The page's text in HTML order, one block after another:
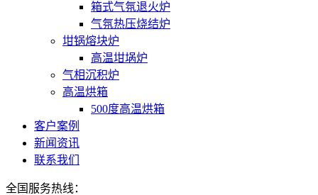
箱式气氛退火炉
气氛热压烧结炉
坩锅熔块炉
高温坩埚炉
气相沉积炉
高温烘箱
500度高温烘箱
客户案例
新闻资讯
联系我们
全国服务热线：